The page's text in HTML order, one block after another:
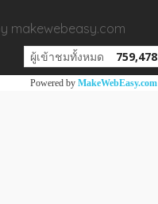
makewebeasy.com
ผู้เข้าชมวันนี้ 1
Powered by MakeWebEasy.com